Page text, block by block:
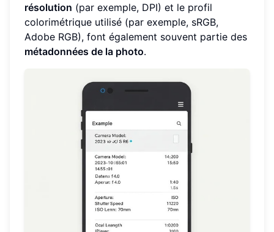
résolution (par exemple, DPI) et le profil
colorimétrique utilisé (par exemple, sRGB,
Adobe RGB), font également souvent partie des
métadonnées de la photo.